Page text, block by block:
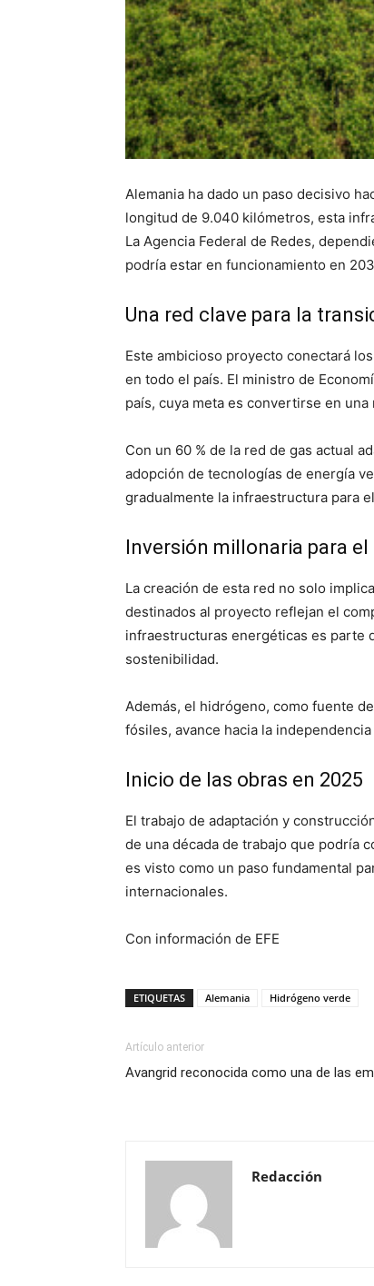
Alemania ha dado un paso decisivo
longitud de 9.040 kilómetros, esta
La Agencia Federal de Redes,
podría estar en funcionamiento en
Una red clave para la
Este ambicioso proyecto conectará
en todo el país. El ministro de
país, cuya meta es convertirse en
Con un 60 % de la red de gas actual
adopción de tecnologías de energía
gradualmente la infraestructura para
Inversión millonaria para
La creación de esta red no solo
destinados al proyecto reflejan el
infraestructuras energéticas es parte
sostenibilidad.
Además, el hidrógeno, como fuente
fósiles, avance hacia la
Inicio de las obras en 2025
El trabajo de adaptación y
de una década de trabajo que podría
es visto como un paso fundamental
internacionales.
Con información de EFE
ETIQUETAS Alemania Hidrógeno verde
Artículo anterior
Avangrid reconocida como una de las
Redacción